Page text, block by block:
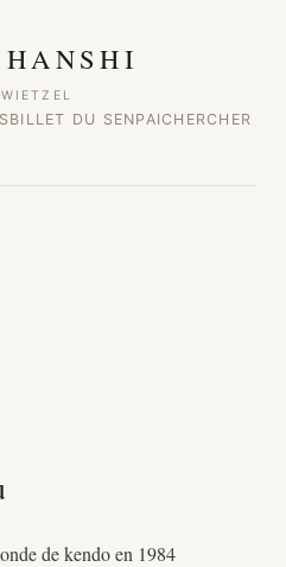
BILLET DU SENPAICHERCHER
de kendo en 1984